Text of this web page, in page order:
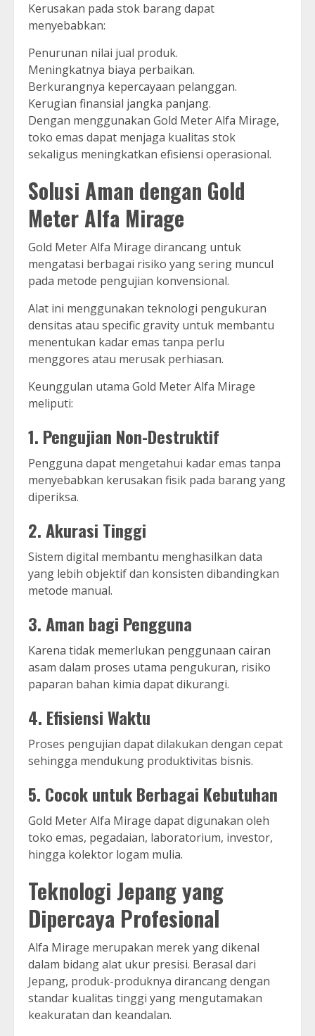
Kerusakan pada stok barang dapat
menyebabkan:
Penurunan nilai jual produk.
Meningkatnya biaya perbaikan.
Berkurangnya kepercayaan pelanggan.
Kerugian finansial jangka panjang.
Dengan menggunakan Gold Meter Alfa Mirage,
toko emas dapat menjaga kualitas stok
sekaligus meningkatkan efisiensi operasional.
Solusi Aman dengan Gold
Meter Alfa Mirage
Gold Meter Alfa Mirage dirancang untuk
mengatasi berbagai risiko yang sering muncul
pada metode pengujian konvensional.
Alat ini menggunakan teknologi pengukuran
densitas atau specific gravity untuk membantu
menentukan kadar emas tanpa perlu
menggores atau merusak perhiasan.
Keunggulan utama Gold Meter Alfa Mirage
meliputi:
1. Pengujian Non-Destruktif
Pengguna dapat mengetahui kadar emas tanpa
menyebabkan kerusakan fisik pada barang yang
diperiksa.
2. Akurasi Tinggi
Sistem digital membantu menghasilkan data
yang lebih objektif dan konsisten dibandingkan
metode manual.
3. Aman bagi Pengguna
Karena tidak memerlukan penggunaan cairan
asam dalam proses utama pengukuran, risiko
paparan bahan kimia dapat dikurangi.
4. Efisiensi Waktu
Proses pengujian dapat dilakukan dengan cepat
sehingga mendukung produktivitas bisnis.
5. Cocok untuk Berbagai Kebutuhan
Gold Meter Alfa Mirage dapat digunakan oleh
toko emas, pegadaian, laboratorium, investor,
hingga kolektor logam mulia.
Teknologi Jepang yang
Dipercaya Profesional
Alfa Mirage merupakan merek yang dikenal
dalam bidang alat ukur presisi. Berasal dari
Jepang, produk-produknya dirancang dengan
standar kualitas tinggi yang mengutamakan
keakuratan dan keandalan.